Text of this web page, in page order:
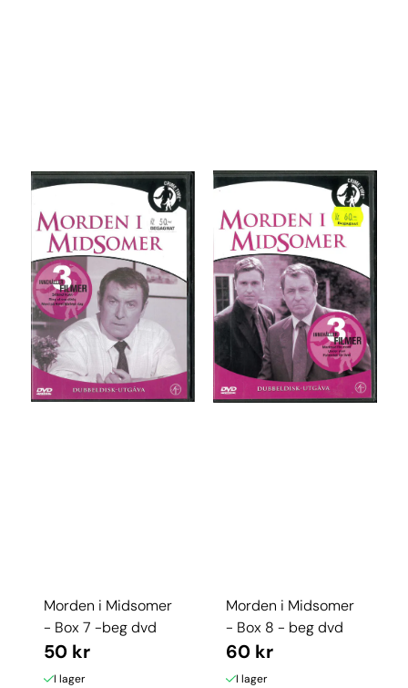
Morden i Midsomer
- Box 7 -beg dvd
50 kr
I lager
Morden i Midsomer
- Box 8 - beg dvd
60 kr
I lager